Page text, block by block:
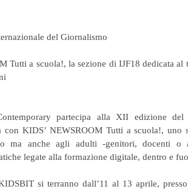
del Giornalismo
Tutti a scuola!, la sezione di IJF18 dedicata al
partecipa alla XII edizione del
con KIDS’ NEWSROOM Tutti a scuola!, uno
ma anche agli adulti -genitori, docenti o
legate alla formazione digitale, dentro e
si terranno dall’11 al 13 aprile,